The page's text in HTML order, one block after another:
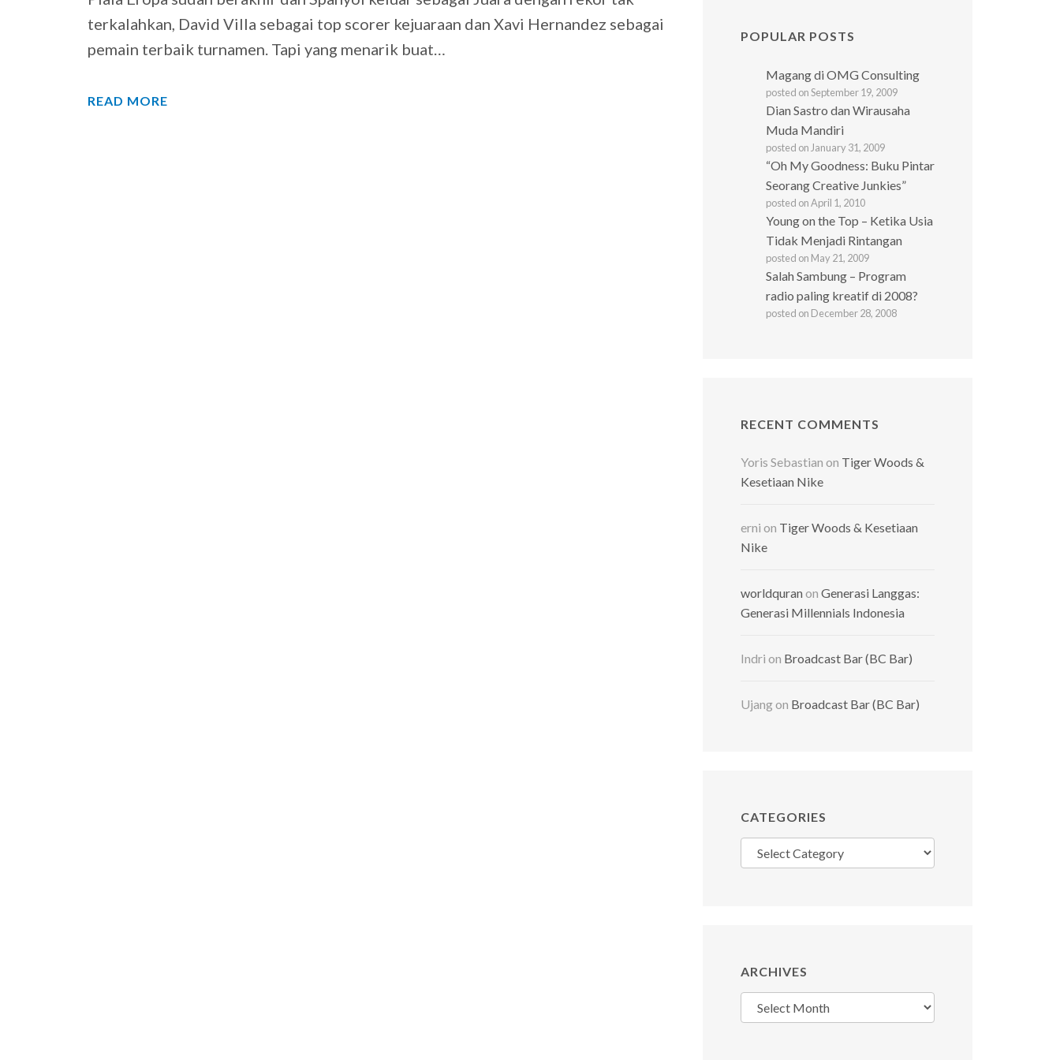
terkalahkan, David Villa sebagai top scorer kejuaraan dan Xavi Hernandez sebagai
pemain terbaik turnamen. Tapi yang menarik buat…
READ MORE
POPULAR POSTS
Magang di OMG Consulting
posted on September 19, 2009
Dian Sastro dan Wirausaha
Muda Mandiri
posted on January 31, 2009
“Oh My Goodness: Buku Pintar
Seorang Creative Junkies”
posted on April 1, 2010
Young on the Top – Ketika Usia
Tidak Menjadi Rintangan
posted on May 21, 2009
Salah Sambung – Program
radio paling kreatif di 2008?
posted on December 28, 2008
RECENT COMMENTS
Yoris Sebastian on Tiger Woods &
Kesetiaan Nike
erni on Tiger Woods & Kesetiaan
Nike
worldquran on Generasi Langgas:
Generasi Millennials Indonesia
Indri on Broadcast Bar (BC Bar)
Ujangon Broadcast Bar (BC Bar)
CATEGORIES
ARCHIVES